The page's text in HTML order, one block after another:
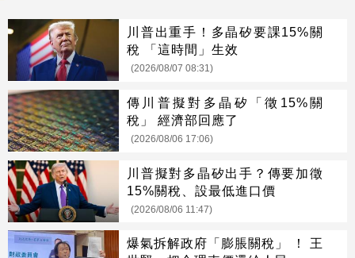
川普出重手！多晶矽要課15%關
稅 「這時間」生效
(2026/08/07 08:31)
傳川普擬對多晶矽「徵15%關
稅」 經濟部回應了
(2026/08/06 17:06)
川普擬對多晶矽出手？傳要加徵
15%關稅、設最低進口價
(2026/08/06 11:47)
爆氣拆解政府「膨脹關稅」 ！ 王